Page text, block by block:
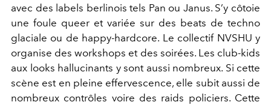
avec des labels berlinois tels Pan ou Janus. S’y côtoie
une foule queer et variée sur des beats de techno
glaciale ou de happy-hardcore. Le collectif NVSHU y
organise des workshops et des soirées. Les club-kids
aux looks hallucinants y sont aussi nombreux. Si cette
scène est en pleine effervescence, elle subit aussi de
nombreux contrôles voire des raids policiers. Cette